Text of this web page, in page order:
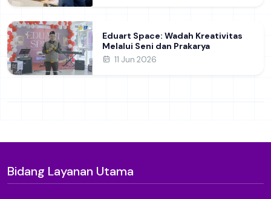
Eduart Space: Wadah Kreativitas
Melalui Seni dan Prakarya
11 Jun 2026
Bidang Layanan Utama